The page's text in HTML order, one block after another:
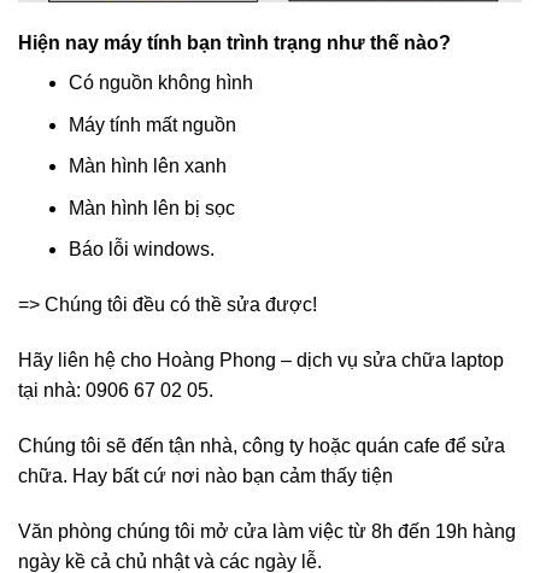
Hiện nay máy tính bạn trình trạng như thế nào?
Có nguồn không hình
Máy tính mất nguồn
Màn hình lên xanh
Màn hình lên bị sọc
Báo lỗi windows.
=> Chúng tôi đều có thề sửa được!
Hãy liên hệ cho Hoàng Phong – dịch vụ sửa chữa laptop
tại nhà: 0906 67 02 05.
Chúng tôi sẽ đến tận nhà, công ty hoặc quán cafe để sửa
chữa. Hay bất cứ nơi nào bạn cảm thấy tiện
Văn phòng chúng tôi mở cửa làm việc từ 8h đến 19h hàng
ngày kề cả chủ nhật và các ngày lễ.